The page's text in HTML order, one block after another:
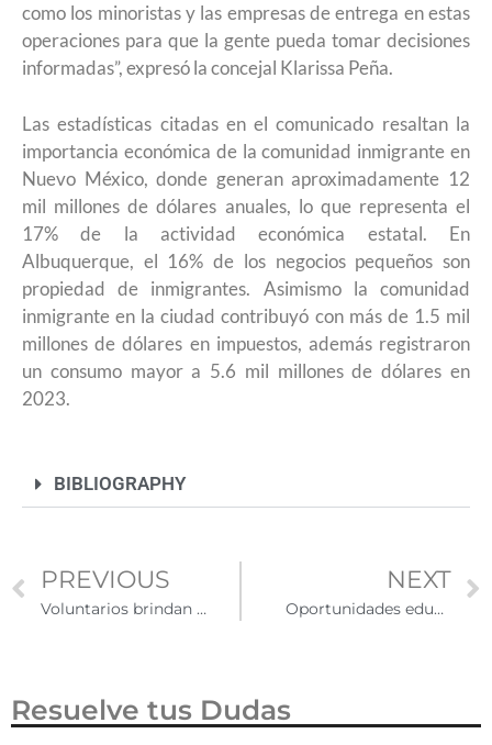
como los minoristas y las empresas de entrega en estas
operaciones para que la gente pueda tomar decisiones
informadas”, expresó la concejal Klarissa Peña.
Las estadísticas citadas en el comunicado resaltan la
importancia económica de la comunidad inmigrante en
Nuevo México, donde generan aproximadamente 12
mil millones de dólares anuales, lo que representa el
17% de la actividad económica estatal. En
Albuquerque, el 16% de los negocios pequeños son
propiedad de inmigrantes. Asimismo la comunidad
inmigrante en la ciudad contribuyó con más de 1.5 mil
millones de dólares en impuestos, además registraron
un consumo mayor a 5.6 mil millones de dólares en
2023.
BIBLIOGRAPHY
PREVIOUS
Voluntarios brindan apoyo a inmigrantes en riesgo de detención tras audiencias migratorias en Estados Unidos
NEXT
Oportunidades educativas para mexicanos en el exterior
Resuelve tus Dudas